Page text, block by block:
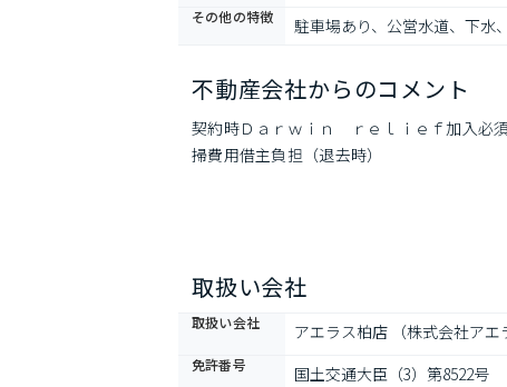
その他の特徴 駐車場あり、公営水道、下水
不動産会社からのコメント
契約時Ｄａｒｗｉｎ　ｒｅｌｉｅｆ加入必
掃費用借主負担（退去時）
取扱い会社
取扱い会社 アエラス柏店 （株式会社アエ
免許番号 国土交通大臣（3）第8522号